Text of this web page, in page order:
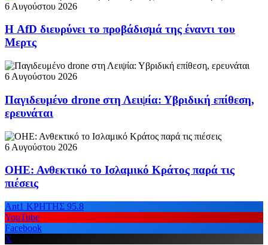
6 Αυγούστου 2026
Η AfD διευρύνει το προβάδισμά της έναντι του
Μερτς
6 Αυγούστου 2026
Παγιδευμένο drone στη Λειψία: Υβριδική επίθεση,
ερευνάται
6 Αυγούστου 2026
ΟΗΕ: Ανθεκτικό το Ισλαμικό Κράτος παρά τις
πιέσεις
Ant1 ΚΡΗΤΗΣ 95.8
YouTube
Facebook
X